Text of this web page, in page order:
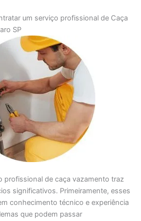
um serviço profissional de Caça
SP
profissional de caça vazamento traz
significativos. Primeiramente, esses
conhecimento técnico e experiência
que podem passar